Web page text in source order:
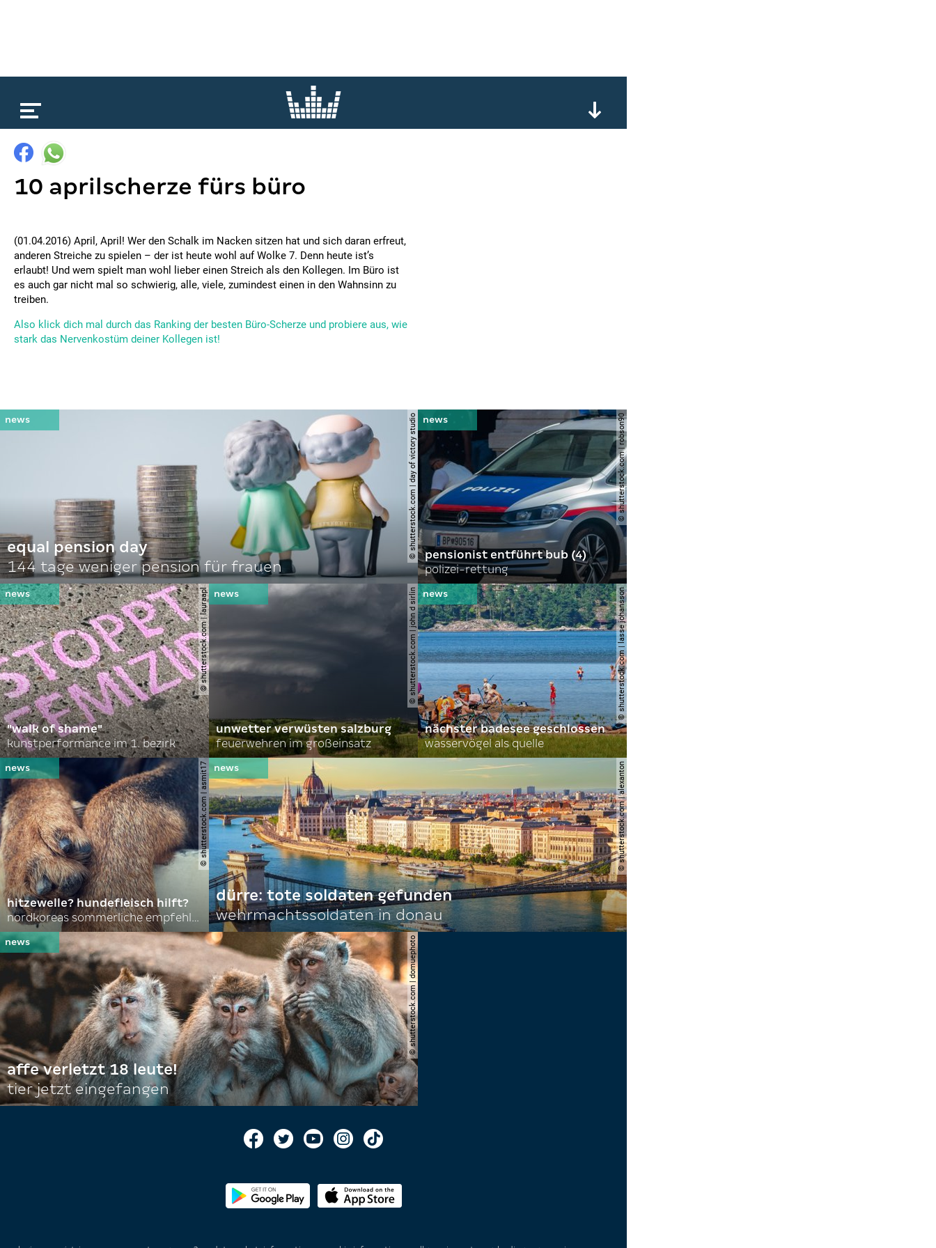
10 aprilscherze fürs büro
(01.04.2016) April, April! Wer den Schalk im Nacken sitzen hat und sich daran erfreut,
anderen Streiche zu spielen – der ist heute wohl auf Wolke 7. Denn heute ist’s
erlaubt! Und wem spielt man wohl lieber einen Streich als den Kollegen. Im Büro ist
es auch gar nicht mal so schwierig, alle, viele, zumindest einen in den Wahnsinn zu
treiben.
Also klick dich mal durch das Ranking der besten Büro-Scherze und probiere aus, wie
stark das Nervenkostüm deiner Kollegen ist!
© shutterstock.com | day of victory studio
equal pension day
144 tage weniger pension für frauen
© shutterstock.com | robson90
pensionist entführt bub (4)
polizei-rettung
© shutterstock.com | lauraapl
"walk of shame"
kunstperformance im 1. bezirk
© shutterstock.com | john d sirlin
unwetter verwüsten salzburg
feuerwehren im großeinsatz
© shutterstock.com | lasse johansson
nächster badesee geschlossen
wasservögel als quelle
© shutterstock.com | asmit17
hitzewelle? hundefleisch hilft?
nordkoreas sommerliche empfehlungen
© shutterstock.com | alexanton
dürre: tote soldaten gefunden
wehrmachtssoldaten in donau
© shutterstock.com | domuephoto
affe verletzt 18 leute!
tier jetzt eingefangen